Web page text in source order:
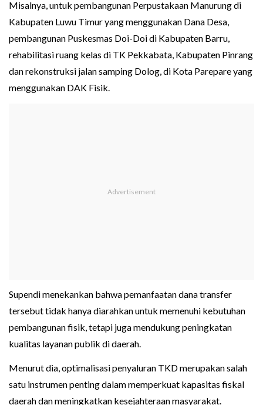
Misalnya, untuk pembangunan Perpustakaan Manurung di
Kabupaten Luwu Timur yang menggunakan Dana Desa,
pembangunan Puskesmas Doi-Doi di Kabupaten Barru,
rehabilitasi ruang kelas di TK Pekkabata, Kabupaten Pinrang
dan rekonstruksi jalan samping Dolog, di Kota Parepare yang
menggunakan DAK Fisik.
Supendi menekankan bahwa pemanfaatan dana transfer
tersebut tidak hanya diarahkan untuk memenuhi kebutuhan
pembangunan fisik, tetapi juga mendukung peningkatan
kualitas layanan publik di daerah.
Menurut dia, optimalisasi penyaluran TKD merupakan salah
satu instrumen penting dalam memperkuat kapasitas fiskal
daerah dan meningkatkan kesejahteraan masyarakat.